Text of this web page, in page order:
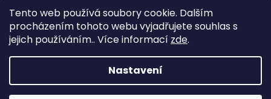
Tento web používá soubory cookie. Dalším
procházením tohoto webu vyjadřujete souhlas s
jejich používáním.. Více informací zde.
Nastavení
Copyright 2021 ORGANICMARKET.CZ. Všechna práva